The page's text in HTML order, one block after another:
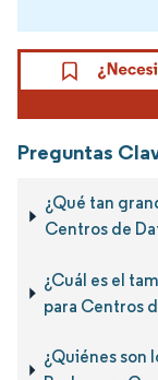
Preguntas
¿Qué tan
Centros de
¿Cuál es el
para Centros
¿Quiénes son